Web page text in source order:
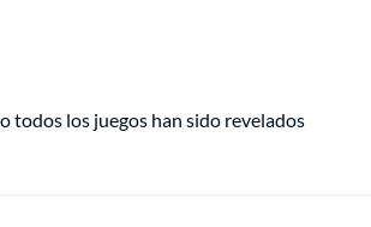
todos los juegos han sido revelados